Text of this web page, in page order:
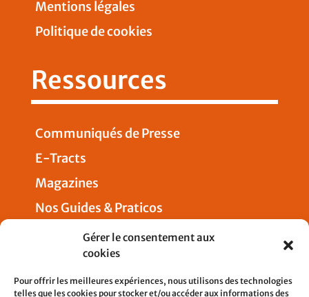
Gérer le consentement aux
cookies
Pour offrir les meilleures expériences, nous utilisons des technologies
telles que les cookies pour stocker et/ou accéder aux informations des
Mentions légales
Politique de cookies
Ressources
Communiqués de Presse
E-Tracts
Magazines
Nos Guides & Praticos
Nous joindre